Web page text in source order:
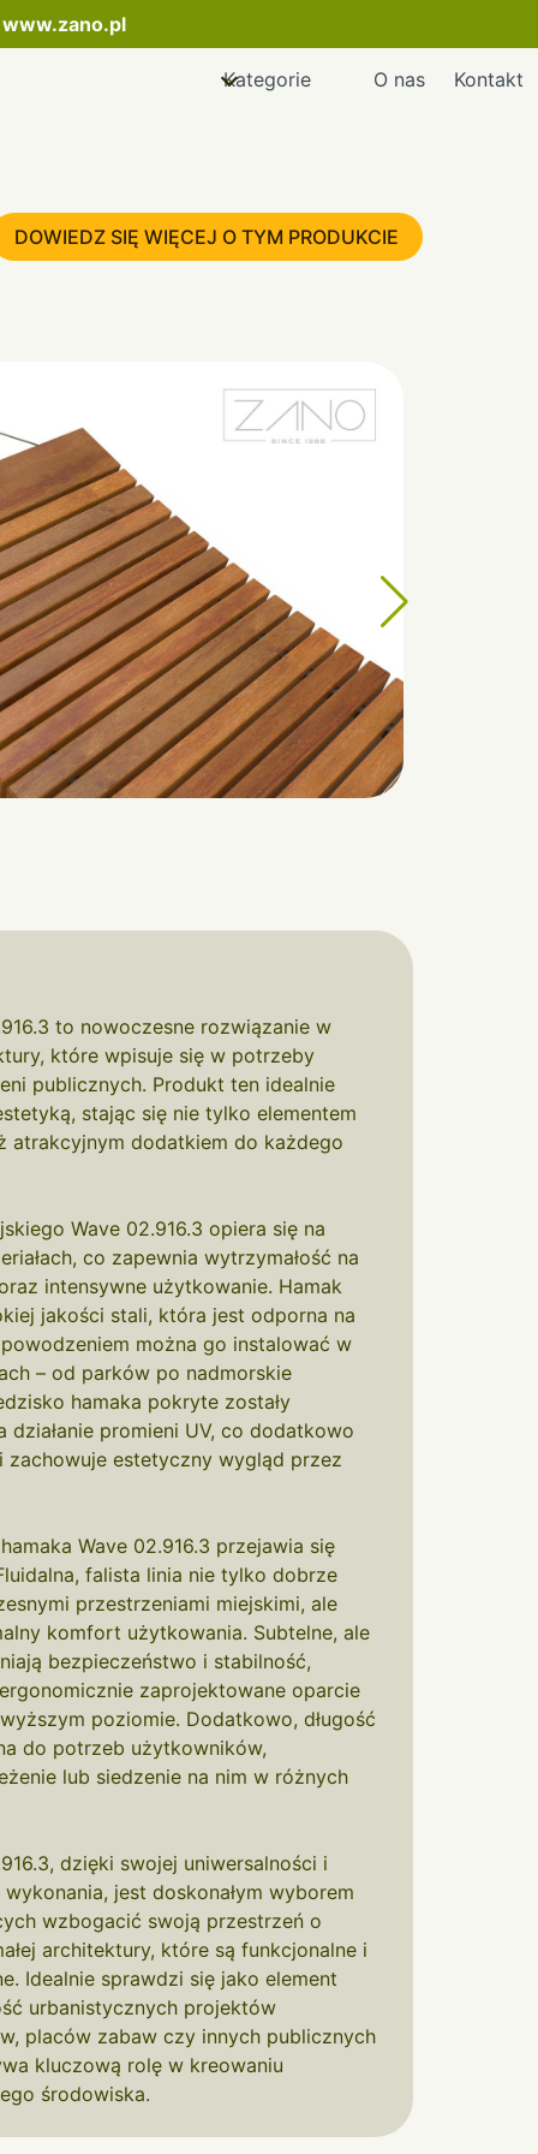
www.zano.pl
Kategorie O nas Kontakt
DOWIEDZ SIĘ WIĘCEJ O TYM PRODUKCIE
to nowoczesne rozwiązanie w
które wpisuje się w potrzeby
publicznych. Produkt ten idealnie
stając się nie tylko elementem
atrakcyjnym dodatkiem do każdego
Wave 02.916.3 opiera się na
co zapewnia wytrzymałość na
intensywne użytkowanie. Hamak
jakości stali, która jest odporna na
można go instalować w
– od parków po nadmorskie
hamaka pokryte zostały
działanie promieni UV, co dodatkowo
zachowuje estetyczny wygląd przez
Wave 02.916.3 przejawia się
falista linia nie tylko dobrze
przestrzeniami miejskimi, ale
komfort użytkowania. Subtelne, ale
bezpieczeństwo i stabilność,
zaprojektowane oparcie
poziomie. Dodatkowo, długość
do potrzeb użytkowników,
lub siedzenie na nim w różnych
dzięki swojej uniwersalności i
jest doskonałym wyborem
wzbogacić swoją przestrzeń o
architektury, które są funkcjonalne i
Idealnie sprawdzi się jako element
urbanistycznych projektów
placów zabaw czy innych publicznych
kluczową rolę w kreowaniu
środowiska.